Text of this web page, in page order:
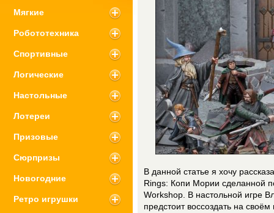
В данной статье я хочу
Rings: Копи Мории сделанной
Workshop. В настольной игре
предстоит воссоздать на
Мягкие
Робототехника
Спортивные
Логические
Настольные
Лотереи
Призовые
Сюрпризы
Новогодние
Ретро игрушки